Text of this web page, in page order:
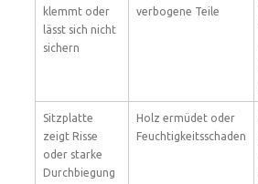
klemmt oder
lässt sich nicht
sichern
verbogene Teile
Sitzplatte
zeigt Risse
oder starke
Durchbiegung
Holz ermüdet oder
Feuchtigkeitsschaden